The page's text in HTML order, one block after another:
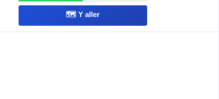
🗺️ Y aller